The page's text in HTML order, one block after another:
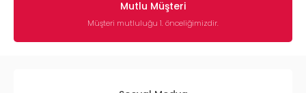
Mutlu Müşteri
Müşteri mutluluğu 1. önceliğimizdir.